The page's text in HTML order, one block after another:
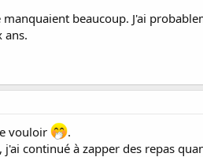
beaucoup. J'ai
ans.
vouloir
.
continué à zapper des repas